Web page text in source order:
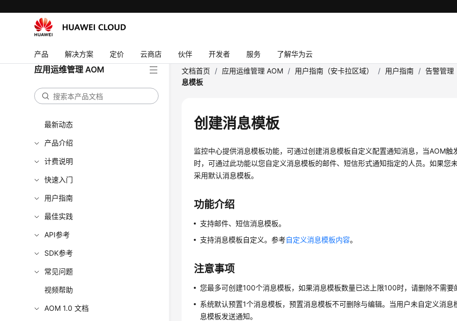
产品 解决方案 定价 云商店 伙伴 开发者 服务 了解华为云
应用运维管理 AOM
最新动态
产品介绍
计费说明
快速入门
用户指南
最佳实践
API参考
SDK参考
常见问题
视频帮助
AOM 1.0 文档
文档首页 / 应用运维管理 AOM / 用户指南（安卡拉区域） / 用户指南 / 告警管理
息模板
创建消息模板
监控中心提供消息模板功能，可通过创建消息模板自定义配置通知消息，当AOM触
时，可通过此功能以您自定义消息模板的邮件、短信形式通知指定的人员。如果您
采用默认消息模板。
功能介绍
支持邮件、短信消息模板。
支持消息模板自定义。参考自定义消息模板内容。
注意事项
您最多可创建100个消息模板，如果消息模板数量已达上限100时，请删除不需要
系统默认预置1个消息模板，预置消息模板不可删除与编辑。当用户未自定义消息
息模板发送通知。